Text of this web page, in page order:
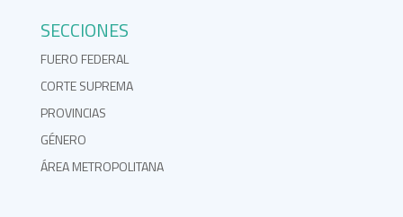
SECCIONES
FUERO FEDERAL
CORTE SUPREMA
PROVINCIAS
GÉNERO
ÁREA METROPOLITANA